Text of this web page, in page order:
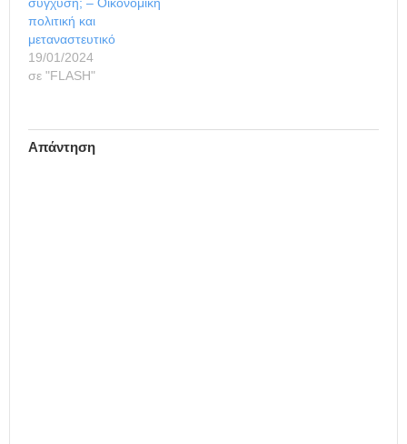
σύγχυση; – Οικονομική
πολιτική και
μεταναστευτικό
19/01/2024
σε "FLASH"
Απάντηση